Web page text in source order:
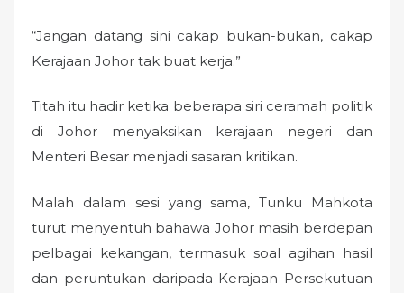
“Jangan datang sini cakap bukan-bukan, cakap
Kerajaan Johor tak buat kerja.”
Titah itu hadir ketika beberapa siri ceramah politik
di Johor menyaksikan kerajaan negeri dan
Menteri Besar menjadi sasaran kritikan.
Malah dalam sesi yang sama, Tunku Mahkota
turut menyentuh bahawa Johor masih berdepan
pelbagai kekangan, termasuk soal agihan hasil
dan peruntukan daripada Kerajaan Persekutuan